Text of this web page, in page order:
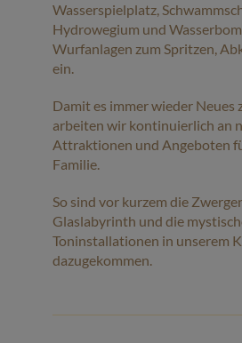
Wasserspielplatz,
Hydrowegium und
Wurfanlagen zum Spritzen,
ein.
Damit es immer wieder Neues
arbeiten wir kontinuierlich an
Attraktionen und Angeboten
Familie.
So sind vor kurzem die
Glaslabyrinth und die
Toninstallationen in unserem
dazugekommen.